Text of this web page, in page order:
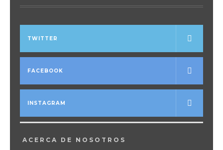
TWITTER
FACEBOOK
INSTAGRAM
ACERCA DE NOSOTROS